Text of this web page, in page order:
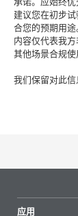
建议您在初步
合您的预期用
内容仅代表我
其他场景合规使
我们保留对此信
应用